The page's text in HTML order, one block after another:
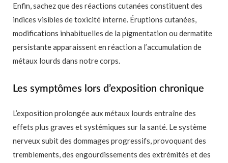
Enfin, sachez que des réactions cutanées constituent des
indices visibles de toxicité interne. Éruptions cutanées,
modifications inhabituelles de la pigmentation ou dermatite
persistante apparaissent en réaction a l’accumulation de
métaux lourds dans notre corps.
Les symptômes lors d’exposition chronique
L’exposition prolongée aux métaux lourds entraîne des
effets plus graves et systémiques sur la santé. Le système
nerveux subit des dommages progressifs, provoquant des
tremblements, des engourdissements des extrémités et des